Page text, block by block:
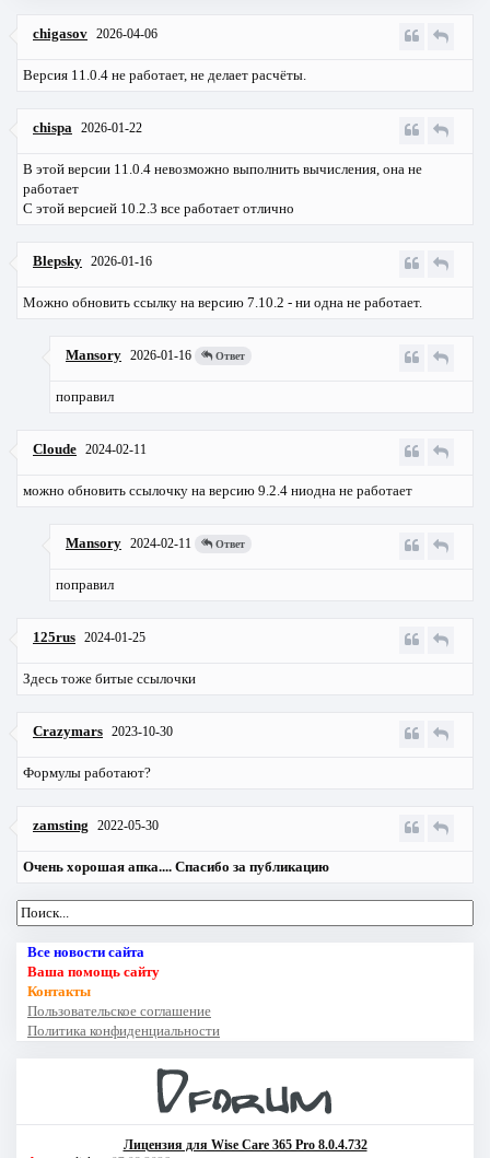
chigasov 2026-04-06
Версия 11.0.4 не работает, не делает расчёты.
chispa 2026-01-22
В этой версии 11.0.4 невозможно выполнить вычисления, она не
работает
С этой версией 10.2.3 все работает отлично
Blepsky 2026-01-16
Можно обновить ссылку на версию 7.10.2 - ни одна не работает.
Mansory 2026-01-16 Ответ
поправил
Cloude 2024-02-11
можно обновить ссылочку на версию 9.2.4 ниодна не работает
Mansory 2024-02-11 Ответ
поправил
125rus 2024-01-25
Здесь тоже битые ссылочки
Crazymars 2023-10-30
Формулы работают?
zamsting 2022-05-30
Очень хорошая апка.... Спасибо за публикацию
Все новости сайта
Ваша помощь сайту
Контакты
Пользовательское соглашение
Политика конфиденциальности
Лицензия для Wise Care 365 Pro 8.0.4.732